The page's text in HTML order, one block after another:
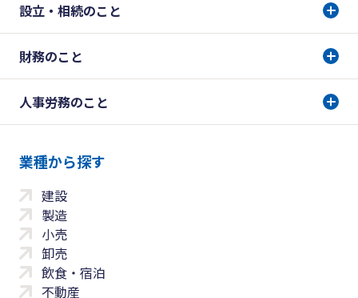
設立・相続のこと
財務のこと
人事労務のこと
業種から探す
建設
製造
小売
卸売
飲食・宿泊
不動産